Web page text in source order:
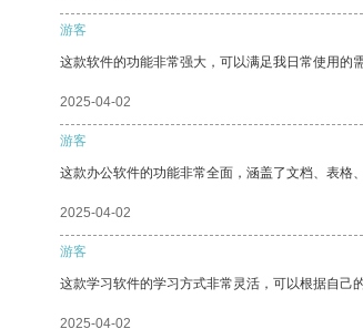
游客
这款软件的功能非常强大，可以满足我日常使用的需
2025-04-02
游客
这款办公软件的功能非常全面，涵盖了文档、表格
2025-04-02
游客
这款学习软件的学习方式非常灵活，可以根据自己
2025-04-02